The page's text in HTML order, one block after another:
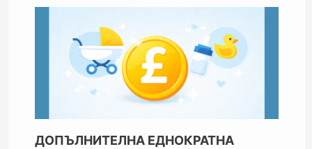
ДОПЪЛНИТЕЛНА ЕДНОКРАТНА